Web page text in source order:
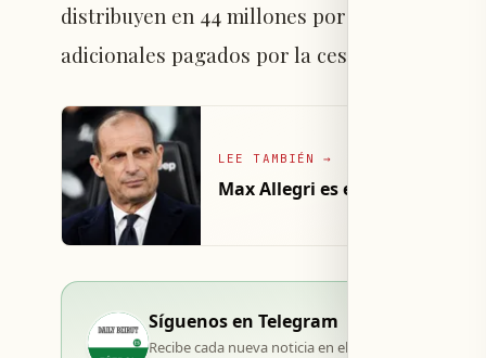
distribuyen en 44 millones por la activación
adicionales pagados por la cesión inicial.
LEE TAMBIÉN →
Max Allegri es el nuevo
Síguenos en Telegram
Recibe cada nueva noticia en el momento de su